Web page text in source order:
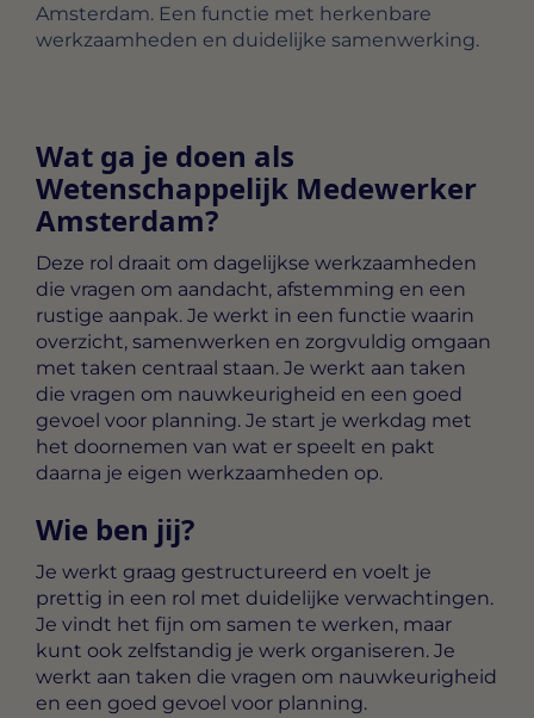
Amsterdam. Een functie met herkenbare
werkzaamheden en duidelijke samenwerking.
Wat ga je doen als
Wetenschappelijk Medewerker
Amsterdam?
Deze rol draait om dagelijkse werkzaamheden
die vragen om aandacht, afstemming en een
rustige aanpak. Je werkt in een functie waarin
overzicht, samenwerken en zorgvuldig omgaan
met taken centraal staan. Je werkt aan taken
die vragen om nauwkeurigheid en een goed
gevoel voor planning. Je start je werkdag met
het doornemen van wat er speelt en pakt
daarna je eigen werkzaamheden op.
Wie ben jij?
Je werkt graag gestructureerd en voelt je
prettig in een rol met duidelijke verwachtingen.
Je vindt het fijn om samen te werken, maar
kunt ook zelfstandig je werk organiseren. Je
werkt aan taken die vragen om nauwkeurigheid
en een goed gevoel voor planning.